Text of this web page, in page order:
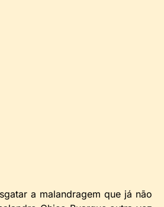
a malandragem que já não